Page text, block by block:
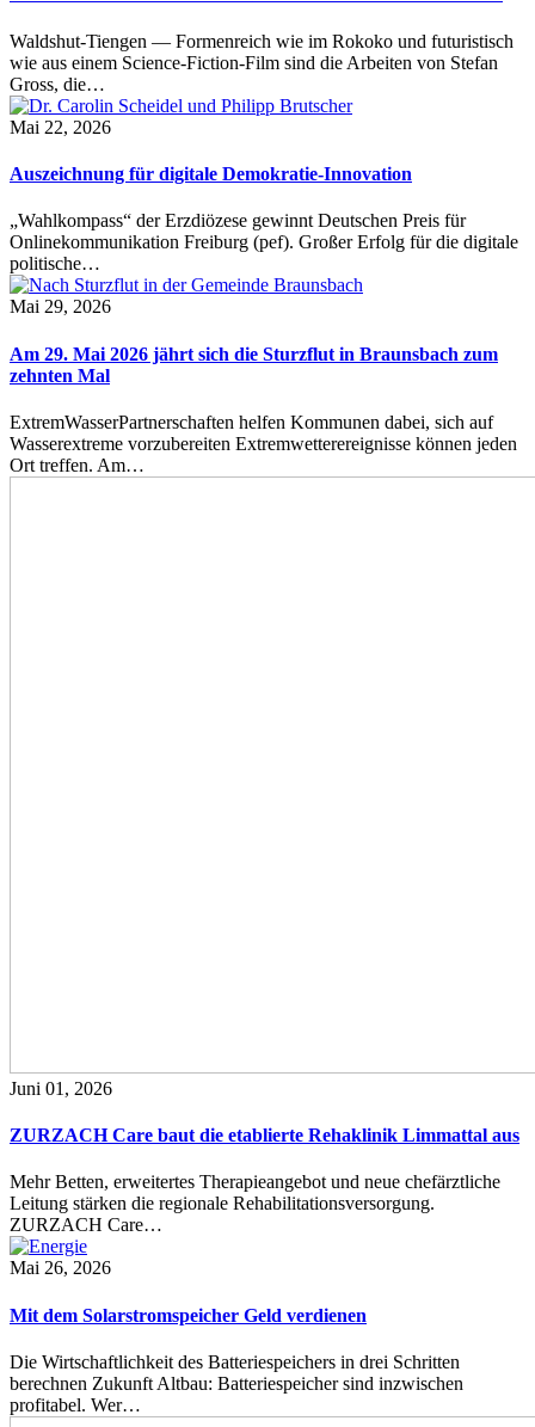
Waldshut-Tiengen — Formenreich wie im Rokoko und futuristisch
wie aus einem Science-Fiction-Film sind die Arbeiten von Stefan
Gross, die…
Mai 22, 2026
Auszeichnung für digitale Demokratie-Innovation
„Wahlkompass“ der Erzdiözese gewinnt Deutschen Preis für
Onlinekommunikation Freiburg (pef). Großer Erfolg für die digitale
politische…
Mai 29, 2026
Am 29. Mai 2026 jährt sich die Sturzflut in Braunsbach zum
zehnten Mal
ExtremWasserPartnerschaften helfen Kommunen dabei, sich auf
Wasserextreme vorzubereiten Extremwetterereignisse können jeden
Ort treffen. Am…
Juni 01, 2026
ZURZACH Care baut die etablierte Rehaklinik Limmattal aus
Mehr Betten, erweitertes Therapieangebot und neue chefärztliche
Leitung stärken die regionale Rehabilitationsversorgung.
ZURZACH Care…
Mai 26, 2026
Mit dem Solarstromspeicher Geld verdienen
Die Wirtschaftlichkeit des Batteriespeichers in drei Schritten
berechnen Zukunft Altbau: Batteriespeicher sind inzwischen
profitabel. Wer…